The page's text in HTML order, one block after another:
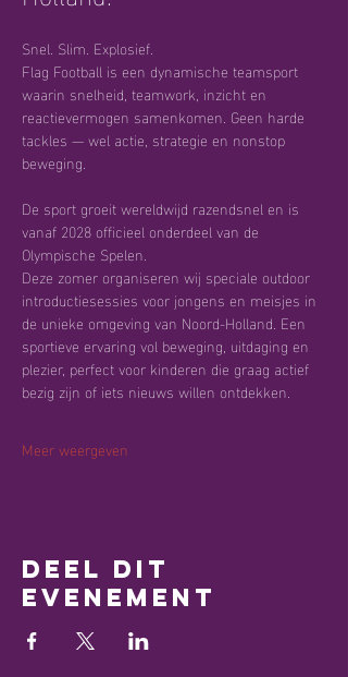
Snel. Slim. Explosief.
Flag Football is een dynamische teamsport
waarin snelheid, teamwork, inzicht en
reactievermogen samenkomen. Geen harde
tackles — wel actie, strategie en nonstop
beweging.
De sport groeit wereldwijd razendsnel en is
vanaf 2028 officieel onderdeel van de
Olympische Spelen.
Deze zomer organiseren wij speciale outdoor
introductiesessies voor jongens en meisjes in
de unieke omgeving van Noord-Holland. Een
sportieve ervaring vol beweging, uitdaging en
plezier, perfect voor kinderen die graag actief
bezig zijn of iets nieuws willen ontdekken.
Meer weergeven
Deel dit
evenement